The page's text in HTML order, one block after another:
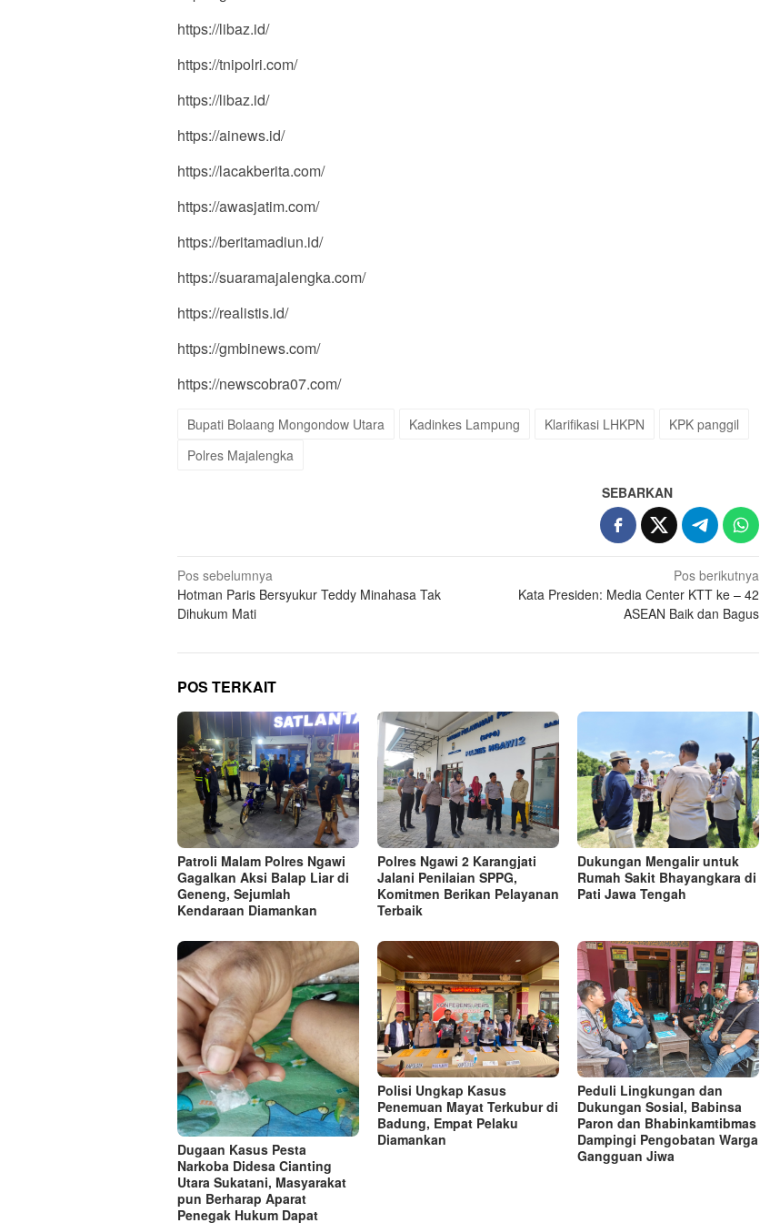
https://libaz.id/
https://tnipolri.com/
https://libaz.id/
https://ainews.id/
https://lacakberita.com/
https://awasjatim.com/
https://beritamadiun.id/
https://suaramajalengka.com/
https://realistis.id/
https://gmbinews.com/
https://newscobra07.com/
Bupati Bolaang Mongondow Utara Kadinkes Lampung Klarifikasi LHKPN
KPK panggil
Polres Majalengka
SEBARKAN
Navigasi
pos
Pos sebelumnya
Hotman Paris Bersyukur Teddy Minahasa Tak
Dihukum Mati
Pos berikutnya
Kata Presiden: Media Center KTT ke – 42
ASEAN Baik dan Bagus
POS TERKAIT
Patroli Malam Polres Ngawi
Gagalkan Aksi Balap Liar di
Geneng, Sejumlah
Kendaraan Diamankan
Polres Ngawi 2 Karangjati
Jalani Penilaian SPPG,
Komitmen Berikan Pelayanan
Terbaik
Dukungan Mengalir untuk
Rumah Sakit Bhayangkara di
Pati Jawa Tengah
Dugaan Kasus Pesta
Narkoba Didesa Cianting
Utara Sukatani, Masyarakat
pun Berharap Aparat
Penegak Hukum Dapat
Polisi Ungkap Kasus
Penemuan Mayat Terkubur di
Badung, Empat Pelaku
Diamankan
Peduli Lingkungan dan
Dukungan Sosial, Babinsa
Paron dan Bhabinkamtibmas
Dampingi Pengobatan Warga
Gangguan Jiwa